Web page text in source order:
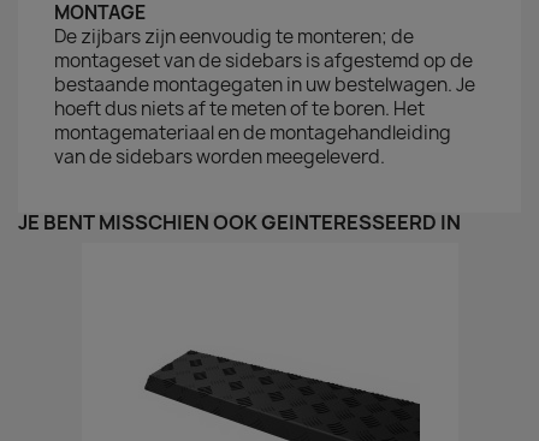
MONTAGE
De zijbars zijn eenvoudig te monteren; de
montageset van de sidebars is afgestemd op de
bestaande montagegaten in uw bestelwagen. Je
hoeft dus niets af te meten of te boren. Het
montagemateriaal en de montagehandleiding
van de sidebars worden meegeleverd.
JE BENT MISSCHIEN OOK GEÏNTERESSEERD IN